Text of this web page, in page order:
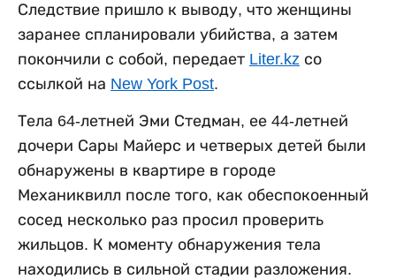
Следствие пришло к выводу, что женщины
заранее спланировали убийства, а затем
покончили с собой, передает Liter.kz со
ссылкой на New York Post.
Тела 64-летней Эми Стедман, ее 44-летней
дочери Сары Майерс и четверых детей были
обнаружены в квартире в городе
Механиквилл после того, как обеспокоенный
сосед несколько раз просил проверить
жильцов. К моменту обнаружения тела
находились в сильной стадии разложения.